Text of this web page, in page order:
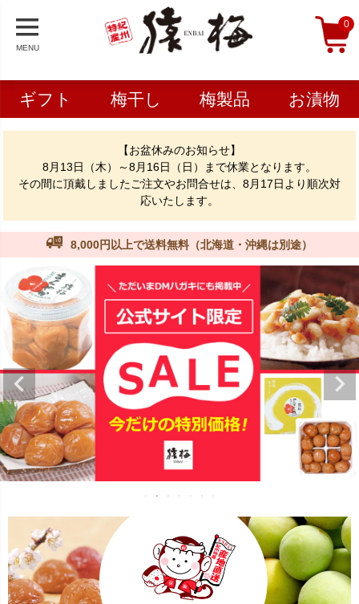
MENU
0
ギフト 梅干し 梅製品 お漬物
【お盆休みのお知らせ】
8月13日（木）～8月16日（日）まで休業となります。
その間に頂戴しましたご注文やお問合せは、8月17日より順次対
応いたします。
8,000円以上で送料無料（北海道・沖縄は別途）